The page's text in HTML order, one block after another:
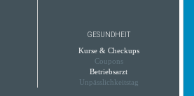
GESUNDHEIT
Kurse & Checkups
Coupons
Betriebsarzt
Unpässlichkeitstag